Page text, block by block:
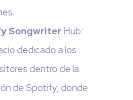
SongwriterHub:
dedicado a los
dentro de la
de Spotify, donde